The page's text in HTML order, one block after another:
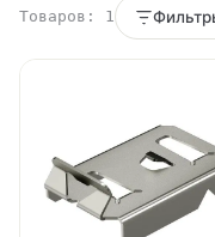
Товаров: 1